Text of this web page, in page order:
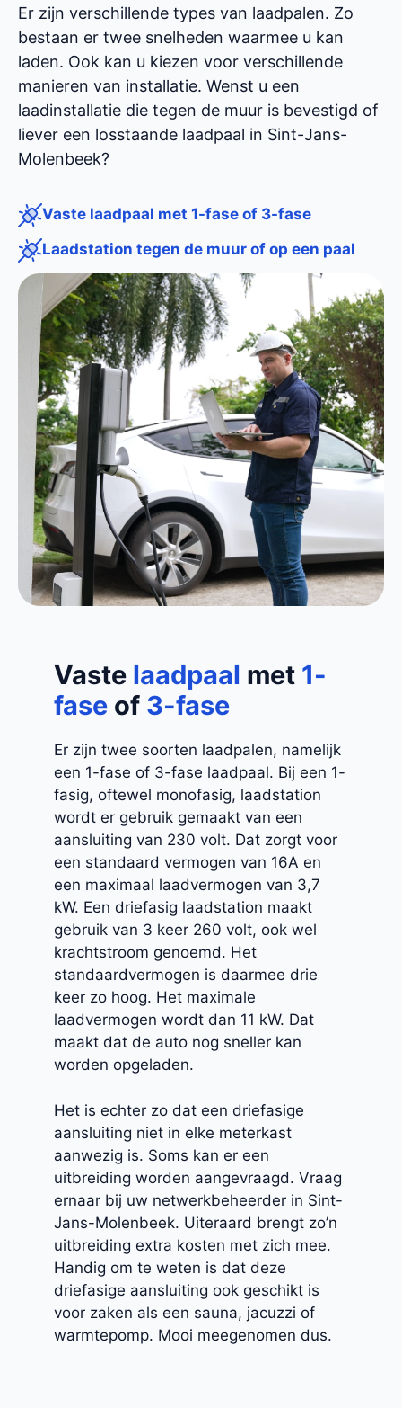
Er zijn verschillende types van laadpalen. Zo
bestaan er twee snelheden waarmee u kan
laden. Ook kan u kiezen voor verschillende
manieren van installatie. Wenst u een
laadinstallatie die tegen de muur is bevestigd of
liever een losstaande laadpaal in Sint-Jans-
Molenbeek?
Vaste laadpaal met 1-fase of 3-fase
Laadstation tegen de muur of op een paal
Vaste laadpaal met 1-
fase of 3-fase
Er zijn twee soorten laadpalen, namelijk
een 1-fase of 3-fase laadpaal. Bij een 1-
fasig, oftewel monofasig, laadstation
wordt er gebruik gemaakt van een
aansluiting van 230 volt. Dat zorgt voor
een standaard vermogen van 16A en
een maximaal laadvermogen van 3,7
kW. Een driefasig laadstation maakt
gebruik van 3 keer 260 volt, ook wel
krachtstroom genoemd. Het
standaardvermogen is daarmee drie
keer zo hoog. Het maximale
laadvermogen wordt dan 11 kW. Dat
maakt dat de auto nog sneller kan
worden opgeladen.
Het is echter zo dat een driefasige
aansluiting niet in elke meterkast
aanwezig is. Soms kan er een
uitbreiding worden aangevraagd. Vraag
ernaar bij uw netwerkbeheerder in Sint-
Jans-Molenbeek. Uiteraard brengt zo’n
uitbreiding extra kosten met zich mee.
Handig om te weten is dat deze
driefasige aansluiting ook geschikt is
voor zaken als een sauna, jacuzzi of
warmtepomp. Mooi meegenomen dus.